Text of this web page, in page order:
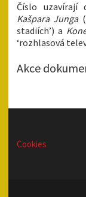
Číslo uzavírají
Kašpara Junga
stadiích’) a
‘rozhlasová
Akce
Cookies